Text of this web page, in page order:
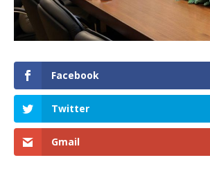
Facebook
Twitter
Gmail